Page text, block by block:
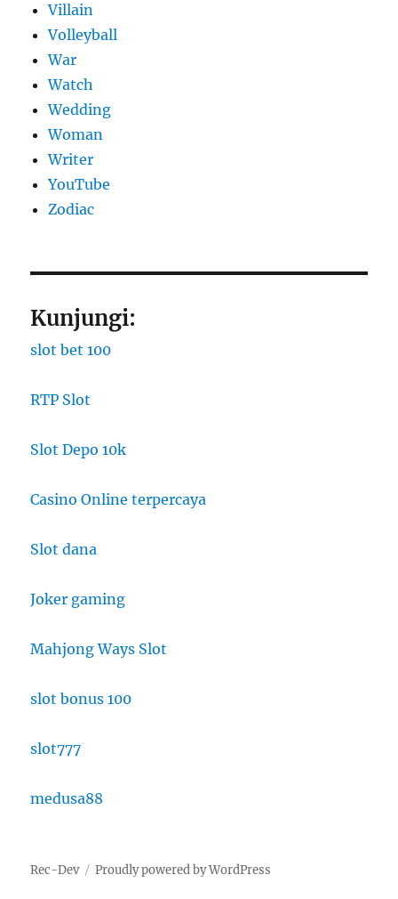
Villain
Volleyball
War
Watch
Wedding
Woman
Writer
YouTube
Zodiac
Kunjungi:
slot bet 100
RTP Slot
Slot Depo 10k
Casino Online terpercaya
Slot dana
Joker gaming
Mahjong Ways Slot
slot bonus 100
slot777
medusa88
Rec-Dev Proudly powered by WordPress